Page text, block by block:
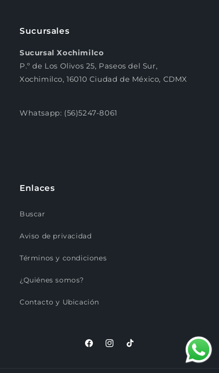
Sucursales
Sucursal Xochimilco
P.º de Los Olivos 25, Paseos del Sur,
Xochimilco, 16010 Ciudad de México, CDMX
Whatsapp: (56)5247-8061
Enlaces
Buscar
Aviso de privacidad
Términos y condiciones
¿Quiénes somos?
Contacto y Ubicación
FacebookInstagram
TikTok